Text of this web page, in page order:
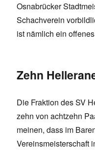
Osnabrücker
Schachverein
ist nämlich ein
Zehn
Die Fraktion des SV
zehn von achtzehn
meinen, dass im
Vereinsmeisterschaft